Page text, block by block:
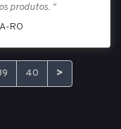
produtos. "
RO
40 >